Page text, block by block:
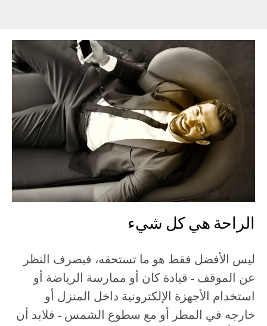
الراحة هي كل شيء
ليس الأفضل فقط هو ما تستحقه، فبصرف النظر
عن الموقف - قيادة كان أو ممارسة الرياضة أو
استخدام الأجهزة الإلكترونية داخل المنزل أو
خارجه في المطر أو مع سطوع الشمس - فلابد أن